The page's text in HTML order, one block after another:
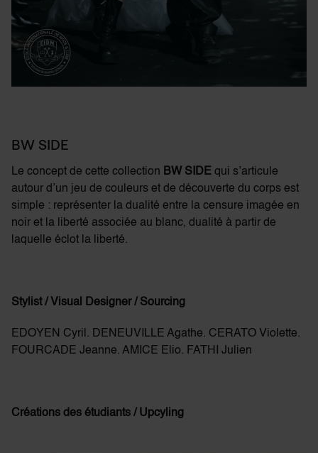
BW SIDE
Le concept de cette collection BW SIDE qui s’articule
autour d’un jeu de couleurs et de découverte du corps est
simple : représenter la dualité entre la censure imagée en
noir et la liberté associée au blanc, dualité à partir de
laquelle éclot la liberté.
Stylist / Visual Designer / Sourcing
EDOYEN Cyril. DENEUVILLE Agathe. CERATO Violette.
FOURCADE Jeanne. AMICE Elio. FATHI Julien
Créations des étudiants / Upcyling